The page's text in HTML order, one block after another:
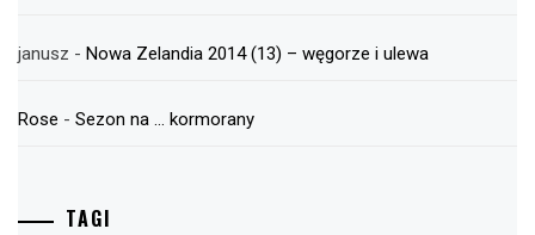
janusz - Nowa Zelandia 2014 (13) – węgorze i ulewa
Rose - Sezon na … kormorany
TAGI